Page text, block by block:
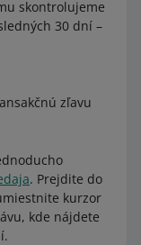
skontrolujeme
30 dní –
zľavu
. Prejdite do
kurzor
kde nájdete